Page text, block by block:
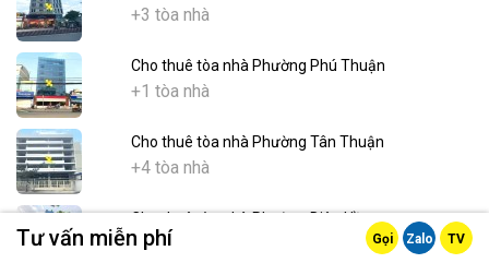
+3 tòa nhà
Cho thuê tòa nhà Phường Phú Thuận
+1 tòa nhà
Cho thuê tòa nhà Phường Tân Thuận
+4 tòa nhà
Cho thuê tòa nhà Phường Diên Hồng
+15 tòa nhà
Tư vấn miễn phí Gọi Zalo TV